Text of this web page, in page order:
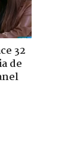
32
de